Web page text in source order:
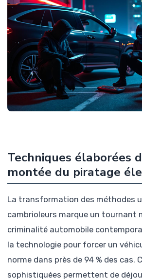
Techniques élaborées
montée du piratage
La transformation des méthodes
cambrioleurs marque un tournant
criminalité automobile
la technologie pour forcer un
norme dans près de 94 % des cas.
sophistiquées permettent de